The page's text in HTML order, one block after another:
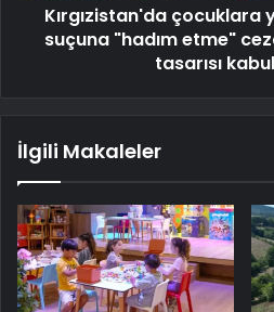
Kırgızistan'da çocuklara
suçuna "hadım etme"
tasarısı
İlgili Makaleler